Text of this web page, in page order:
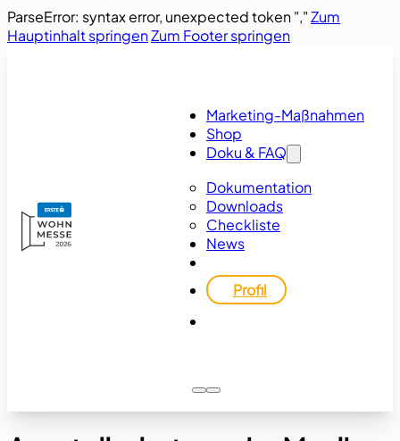
ParseError: syntax error, unexpected token ","Zum
Hauptinhalt springenZum Footer springen
Marketing-Maßnahmen
Shop
Doku & FAQ
Dokumentation
Downloads
Checkliste
News
Profil